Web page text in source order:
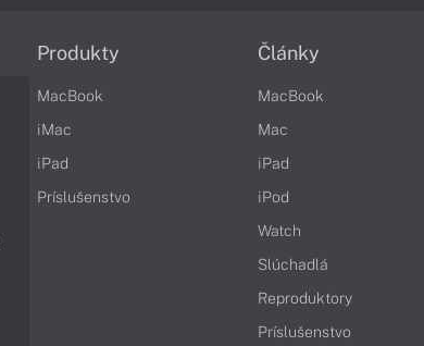
Produkty
MacBook
iMac
iPad
Príslušenstvo
Články
MacBook
Mac
iPad
iPod
Watch
Slúchadlá
Reproduktory
Príslušenstvo